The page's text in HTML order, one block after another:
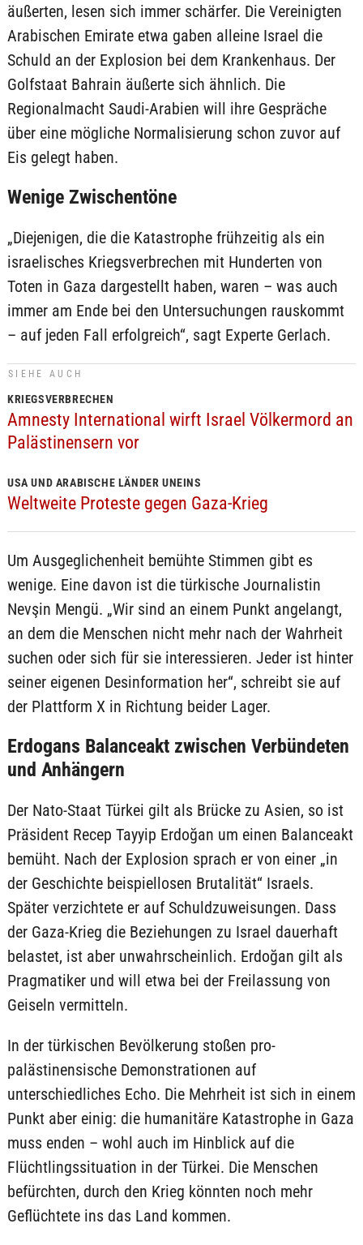
äußerten, lesen sich immer schärfer. Die Vereinigten
Arabischen Emirate etwa gaben alleine Israel die
Schuld an der Explosion bei dem Krankenhaus. Der
Golfstaat Bahrain äußerte sich ähnlich. Die
Regionalmacht Saudi-Arabien will ihre Gespräche
über eine mögliche Normalisierung schon zuvor auf
Eis gelegt haben.
Wenige Zwischentöne
„Diejenigen, die die Katastrophe frühzeitig als ein
israelisches Kriegsverbrechen mit Hunderten von
Toten in Gaza dargestellt haben, waren – was auch
immer am Ende bei den Untersuchungen rauskommt
– auf jeden Fall erfolgreich“, sagt Experte Gerlach.
SIEHE AUCH
KRIEGSVERBRECHEN
Amnesty International wirft Israel Völkermord an
Palästinensern vor
USA UND ARABISCHE LÄNDER UNEINS
Weltweite Proteste gegen Gaza-Krieg
Um Ausgeglichenheit bemühte Stimmen gibt es
wenige. Eine davon ist die türkische Journalistin
Nevşin Mengü. „Wir sind an einem Punkt angelangt,
an dem die Menschen nicht mehr nach der Wahrheit
suchen oder sich für sie interessieren. Jeder ist hinter
seiner eigenen Desinformation her“, schreibt sie auf
der Plattform X in Richtung beider Lager.
Erdogans Balanceakt zwischen Verbündeten
und Anhängern
Der Nato-Staat Türkei gilt als Brücke zu Asien, so ist
Präsident Recep Tayyip Erdoğan um einen Balanceakt
bemüht. Nach der Explosion sprach er von einer „in
der Geschichte beispiellosen Brutalität“ Israels.
Später verzichtete er auf Schuldzuweisungen. Dass
der Gaza-Krieg die Beziehungen zu Israel dauerhaft
belastet, ist aber unwahrscheinlich. Erdoğan gilt als
Pragmatiker und will etwa bei der Freilassung von
Geiseln vermitteln.
In der türkischen Bevölkerung stoßen pro-
palästinensische Demonstrationen auf
unterschiedliches Echo. Die Mehrheit ist sich in einem
Punkt aber einig: die humanitäre Katastrophe in Gaza
muss enden – wohl auch im Hinblick auf die
Flüchtlingssituation in der Türkei. Die Menschen
befürchten, durch den Krieg könnten noch mehr
Geflüchtete ins das Land kommen.